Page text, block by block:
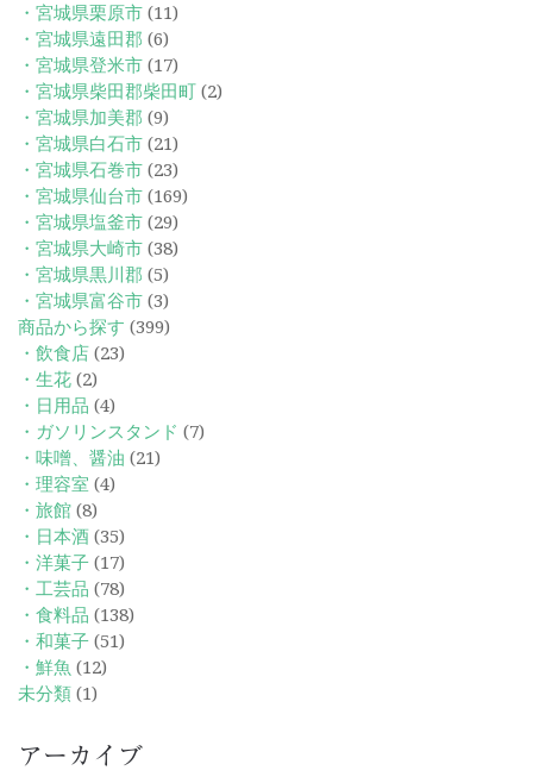
・宮城県栗原市 (11)
・宮城県遠田郡 (6)
・宮城県登米市 (17)
・宮城県柴田郡柴田町 (2)
・宮城県加美郡 (9)
・宮城県白石市 (21)
・宮城県石巻市 (23)
・宮城県仙台市 (169)
・宮城県塩釜市 (29)
・宮城県大崎市 (38)
・宮城県黒川郡 (5)
・宮城県富谷市 (3)
商品から探す (399)
・飲食店 (23)
・生花 (2)
・日用品 (4)
・ガソリンスタンド (7)
・味噌、醤油 (21)
・理容室 (4)
・旅館 (8)
・日本酒 (35)
・洋菓子 (17)
・工芸品 (78)
・食料品 (138)
・和菓子 (51)
・鮮魚 (12)
未分類 (1)
アーカイブ